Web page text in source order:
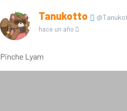
Tanukotto
hace un año
Pinche Lyam